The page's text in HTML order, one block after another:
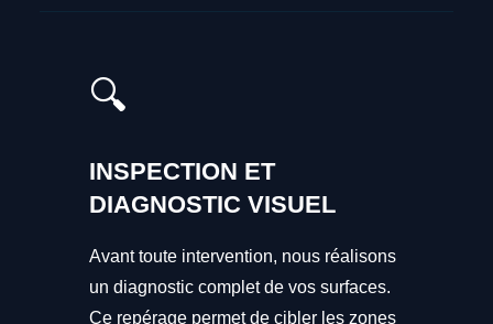
🔍
INSPECTION ET
DIAGNOSTIC VISUEL
Avant toute intervention, nous réalisons
un diagnostic complet de vos surfaces.
Ce repérage permet de cibler les zones